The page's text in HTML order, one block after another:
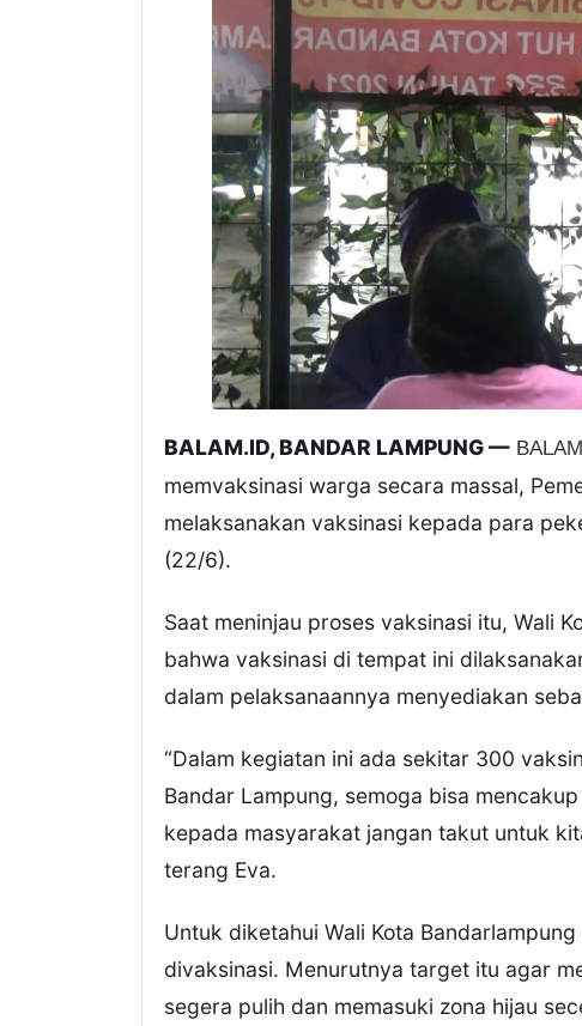
BALAM.ID, BANDAR LAMPUNG —
memvaksinasi warga secara massal,
melaksanakan vaksinasi kepada para
(22/6).
Saat meninjau proses vaksinasi itu, Wali
bahwa vaksinasi di tempat ini
dalam pelaksanaannya menyediakan
“Dalam kegiatan ini ada sekitar 300
Bandar Lampung, semoga bisa
kepada masyarakat jangan takut untuk
terang Eva.
Untuk diketahui Wali Kota
divaksinasi. Menurutnya target itu agar
segera pulih dan memasuki zona hijau